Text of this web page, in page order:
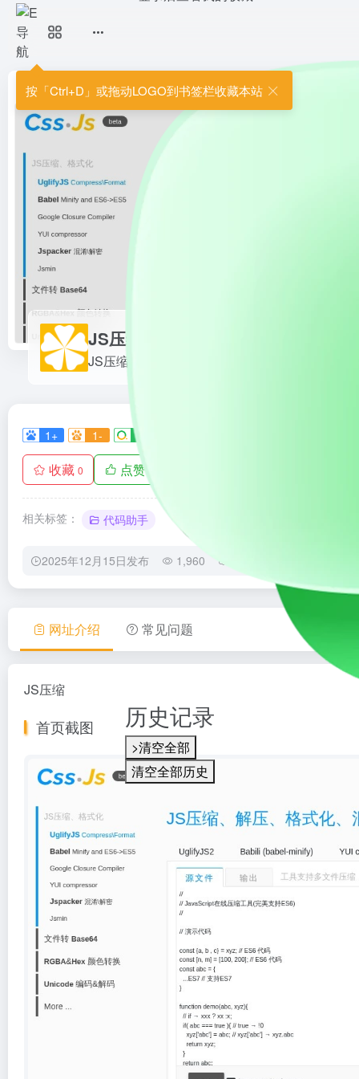
按「Ctrl+D」或拖动LOGO到书签栏收藏本站
历史记录
>清空全部
清空全部历史
首页 • 程序员导航 • 程序员助手 • 代码助手 • JS压缩
JS压缩
JS压缩
1+ 1-
收藏 0 点赞
相关标签： 代码助手
2025年12月15日发布 1,960
网址介绍 常见问题
JS压缩
首页截图